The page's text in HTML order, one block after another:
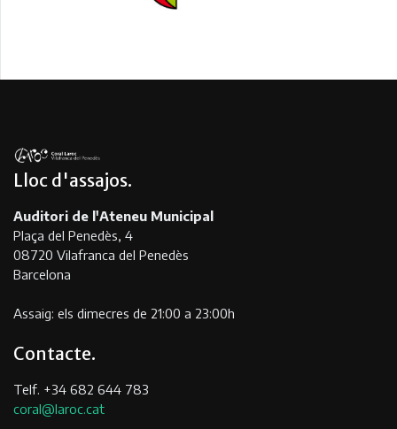
Lloc d'assajos
Auditori de l'Ateneu Municipal
Plaça del Penedès, 4
08720 Vilafranca del Penedès
Barcelona
Assaig: els dimecres de 21:00 a 23:00h
Contacte
Telf. +34 682 644 783
coral@laroc.cat